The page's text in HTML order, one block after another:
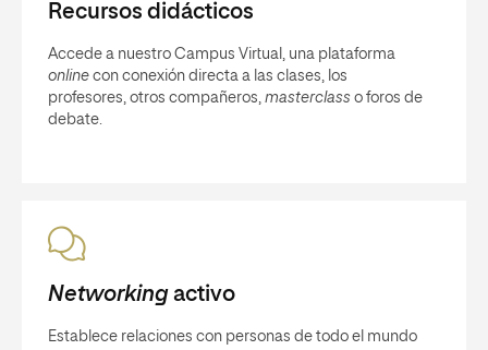
Recursos didácticos
Accede a nuestro Campus Virtual, una plataforma
online con conexión directa a las clases, los
profesores, otros compañeros, masterclass o foros de
debate.
Networkingactivo
Establece relaciones con personas de todo el mundo